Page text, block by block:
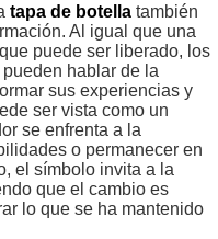
tapa de botella también
Al igual que una
puede ser liberado, los
hablar de la
sus experiencias y
ser vista como un
se enfrenta a la
o permanecer en
el símbolo invita a la
que el cambio es
lo que se ha mantenido